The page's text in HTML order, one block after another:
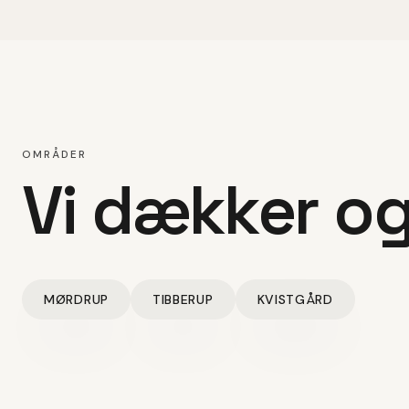
OMRÅDER
Vi dækker
MØRDRUP TIBBERUP KVISTGÅRD